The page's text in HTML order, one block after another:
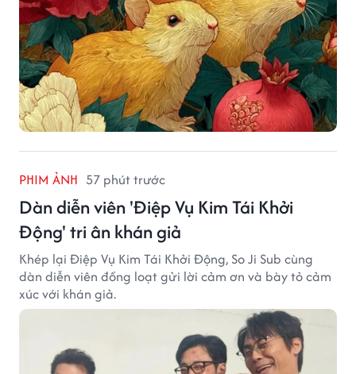
PHIM ẢNH 57 phút trước
Dàn diễn viên 'Điệp Vụ Kim Tái Khởi
Động' tri ân khán giả
Khép lại Điệp Vụ Kim Tái Khởi Động, So Ji Sub cùng
dàn diễn viên đồng loạt gửi lời cảm ơn và bày tỏ cảm
xúc với khán giả.